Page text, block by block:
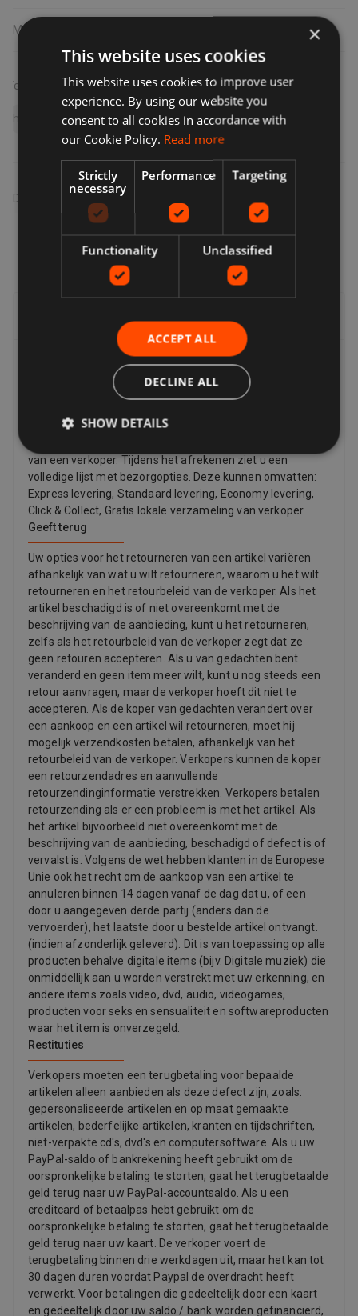
Maat
Verwante zoekopdrachten
helpen bij verlies en verdriet
Delen
Verkopers bieden een scala aan leveringsopties, zodat u
verkopers bieden gratis levering. U kunt de verzendkosten
van een verkoper. Tijdens het afrekenen ziet u een
volledige lijst met bezorgopties. Deze kunnen omvatten:
Express levering, Standaard levering, Economy levering,
Click & Collect, Gratis lokale verzameling van verkoper.
Geeft terug
Uw opties voor het retourneren van een artikel variëren
afhankelijk van wat u wilt retourneren, waarom u het wilt
retourneren en het retourbeleid van de verkoper. Als het
artikel beschadigd is of niet overeenkomt met de
beschrijving van de aanbieding, kunt u het retourneren,
zelfs als het retourbeleid van de verkoper zegt dat ze
geen retouren accepteren. Als u van gedachten bent
veranderd en geen item meer wilt, kunt u nog steeds een
retour aanvragen, maar de verkoper hoeft dit niet te
accepteren. Als de koper van gedachten verandert over
een aankoop en een artikel wil retourneren, moet hij
mogelijk verzendkosten betalen, afhankelijk van het
retourbeleid van de verkoper. Verkopers kunnen de koper
een retourzendadres en aanvullende
retourzendinginformatie verstrekken. Verkopers betalen
retourzending als er een probleem is met het artikel. Als
het artikel bijvoorbeeld niet overeenkomt met de
beschrijving van de aanbieding, beschadigd of defect is of
vervalst is. Volgens de wet hebben klanten in de Europese
Unie ook het recht om de aankoop van een artikel te
annuleren binnen 14 dagen vanaf de dag dat u, of een
door u aangegeven derde partij (anders dan de
vervoerder), het laatste door u bestelde artikel ontvangt.
(indien afzonderlijk geleverd). Dit is van toepassing op alle
producten behalve digitale items (bijv. Digitale muziek) die
onmiddellijk aan u worden verstrekt met uw erkenning, en
andere items zoals video, dvd, audio, videogames,
producten voor seks en sensualiteit en softwareproducten
waar het item is onverzegeld.
Restituties
Verkopers moeten een terugbetaling voor bepaalde
artikelen alleen aanbieden als deze defect zijn, zoals:
gepersonaliseerde artikelen en op maat gemaakte
artikelen, bederfelijke artikelen, kranten en tijdschriften,
niet-verpakte cd's, dvd's en computersoftware. Als u uw
PayPal-saldo of bankrekening heeft gebruikt om de
oorspronkelijke betaling te storten, gaat het terugbetaalde
geld terug naar uw PayPal-accountsaldo. Als u een
creditcard of betaalpas hebt gebruikt om de
oorspronkelijke betaling te storten, gaat het terugbetaalde
geld terug naar uw kaart. De verkoper voert de
terugbetaling binnen drie werkdagen uit, maar het kan tot
30 dagen duren voordat Paypal de overdracht heeft
verwerkt. Voor betalingen die gedeeltelijk door een kaart
en gedeeltelijk door uw saldo / bank worden gefinancierd,
×
This website uses cookies
This website uses cookies to improve user
experience. By using our website you
consent to all cookies in accordance with
our Cookie Policy. Read more
Strictly
necessary
Performance Targeting
Functionality Unclassified
ACCEPT ALL
DECLINE ALL
SHOW DETAILS